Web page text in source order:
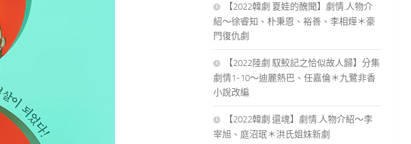
【2022韓劇 夏娃的醜聞】劇情.人物介
紹～徐睿知、朴秉恩、裕善、李相燁＊豪
門復仇劇
【2022陸劇 馭鮫記之恰似故人歸】分集
劇情1-10～迪麗熱巴、任嘉倫＊九鷺非香
小說改編
【2022韓劇 還魂】劇情.人物介紹～李
宰旭、庭沼珉＊洪氏姐妹新劇